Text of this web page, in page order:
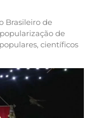
Brasileiro de
de
científicos